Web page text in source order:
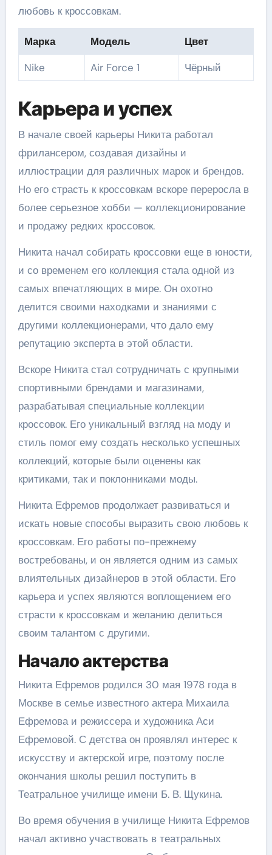
любовь к кроссовкам.
Марка Модель
Цвет
Nike
Air Force 1 Чёрный
Карьера и успех
В начале своей карьеры Никита работал
фрилансером, создавая дизайны и
иллюстрации для различных марок и брендов.
Но его страсть к кроссовкам вскоре переросла в
более серьезное хобби — коллекционирование
и продажу редких кроссовок.
Никита начал собирать кроссовки еще в юности,
и со временем его коллекция стала одной из
самых впечатляющих в мире. Он охотно
делится своими находками и знаниями с
другими коллекционерами, что дало ему
репутацию эксперта в этой области.
Вскоре Никита стал сотрудничать с крупными
спортивными брендами и магазинами,
разрабатывая специальные коллекции
кроссовок. Его уникальный взгляд на моду и
стиль помог ему создать несколько успешных
коллекций, которые были оценены как
критиками, так и поклонниками моды.
Никита Ефремов продолжает развиваться и
искать новые способы выразить свою любовь к
кроссовкам. Его работы по-прежнему
востребованы, и он является одним из самых
влиятельных дизайнеров в этой области. Его
карьера и успех являются воплощением его
страсти к кроссовкам и желанию делиться
своим талантом с другими.
Начало актерства
Никита Ефремов родился 30 мая 1978 года в
Москве в семье известного актера Михаила
Ефремова и режиссера и художника Аси
Ефремовой. С детства он проявлял интерес к
искусству и актерской игре, поэтому после
окончания школы решил поступить в
Театральное училище имени Б. В. Щукина.
Во время обучения в училище Никита Ефремов
начал активно участвовать в театральных